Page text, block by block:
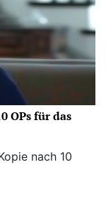
OPs für das
nach 10